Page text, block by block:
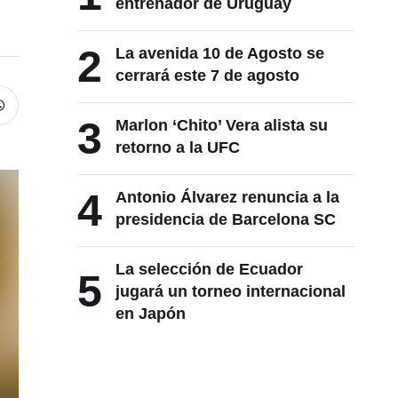
entrenador de Uruguay
2
La avenida 10 de Agosto se
cerrará este 7 de agosto
3
Marlon ‘Chito’ Vera alista su
retorno a la UFC
4
Antonio Álvarez renuncia a la
presidencia de Barcelona SC
5
La selección de Ecuador
jugará un torneo internacional
en Japón